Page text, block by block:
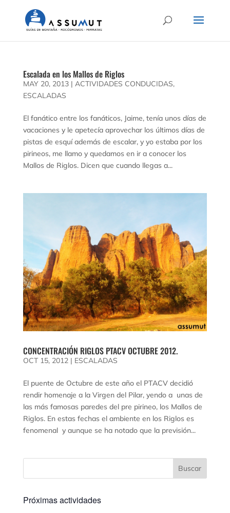
Escalada en los Mallos de Riglos
MAY 20, 2013| ACTIVIDADES CONDUCIDAS,
ESCALADAS
El fanático entre los fanáticos, Jaime, tenía unos días de
vacaciones y le apetecía aprovechar los últimos días de
pistas de esquí además de escalar, y yo estaba por los
pirineos, me llamo y quedamos en ir a conocer los
Mallos de Riglos. Dicen que cuando llegas a...
CONCENTRACIÓN RIGLOS PTACV OCTUBRE 2012.
OCT 15, 2012| ESCALADAS
El puente de Octubre de este año el PTACV decidió
rendir homenaje a la Virgen del Pilar, yendo a unas de
las más famosas paredes del pre pirineo, los Mallos de
Riglos. En estas fechas el ambiente en los Riglos es
fenomenal y aunque se ha notado que la previsión...
Próximas actividades